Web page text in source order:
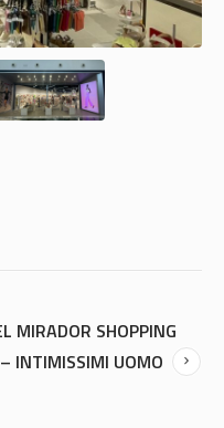
MIRADOR SHOPPING
INTIMISSIMI UOMO